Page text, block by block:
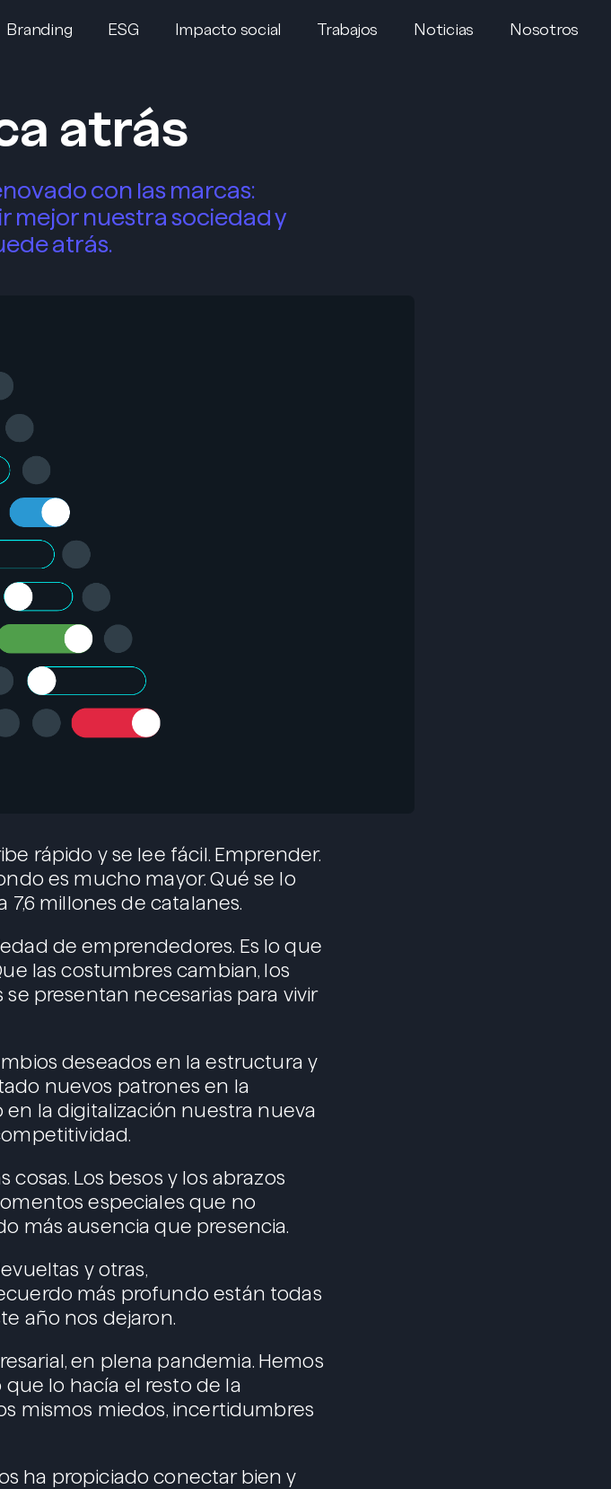
Branding ESG Impacto social Trabajos Noticias Nosotros
atrás
con las marcas:
mejor nuestra sociedad y
atrás.
rápido y se lee fácil. Emprender.
es mucho mayor. Qué se lo
millones de catalanes.
de emprendedores. Es lo que
las costumbres cambian, los
presentan necesarias para vivir
deseados en la estructura y
nuevos patrones en la
la digitalización nuestra nueva
Los besos y los abrazos
especiales que no
más ausencia que presencia.
y otras,
más profundo están todas
año nos dejaron.
en plena pandemia. Hemos
lo hacía el resto de la
mismos miedos, incertidumbres
ha propiciado conectar bien y